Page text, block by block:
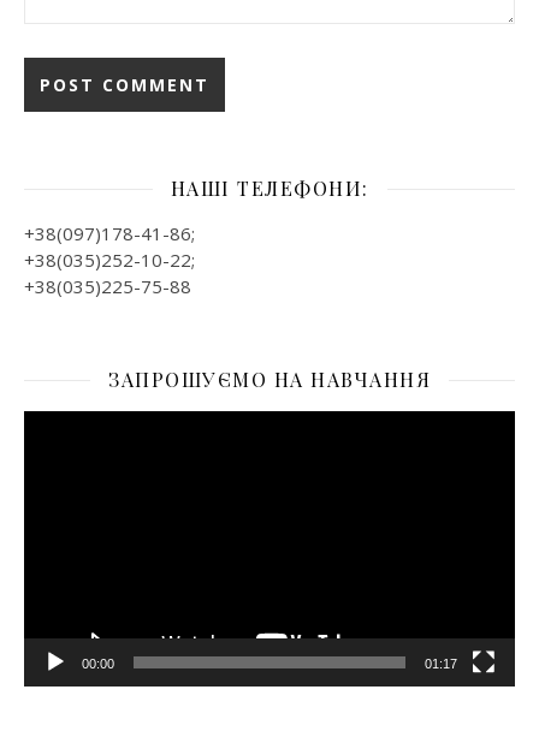
НАШІ ТЕЛЕФОНИ:
+38(097)178-41-86;
+38(035)252-10-22;
+38(035)225-75-88
ЗАПРОШУЄМО НА НАВЧАННЯ
Відеопрогравач
00:00 01:17